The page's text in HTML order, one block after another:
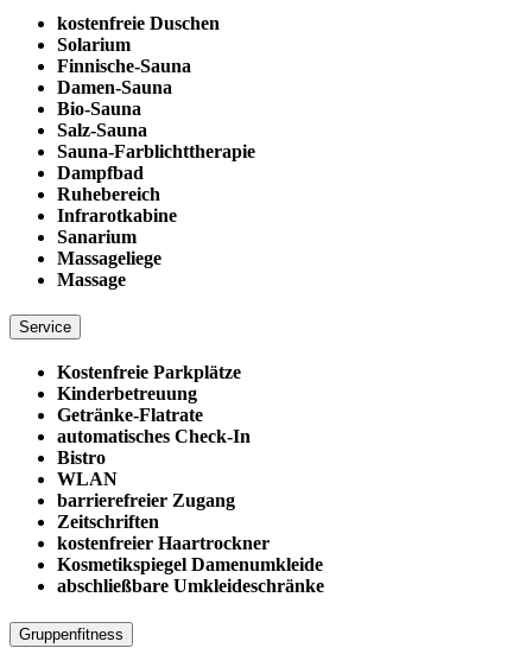
kostenfreie Duschen
Solarium
Finnische-Sauna
Damen-Sauna
Bio-Sauna
Salz-Sauna
Sauna-Farblichttherapie
Dampfbad
Ruhebereich
Infrarotkabine
Sanarium
Massageliege
Massage
Service
Kostenfreie Parkplätze
Kinderbetreuung
Getränke-Flatrate
automatisches Check-In
Bistro
WLAN
barrierefreier Zugang
Zeitschriften
kostenfreier Haartrockner
Kosmetikspiegel Damenumkleide
abschließbare Umkleideschränke
Gruppenfitness